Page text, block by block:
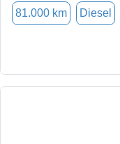
81.000 km Diesel